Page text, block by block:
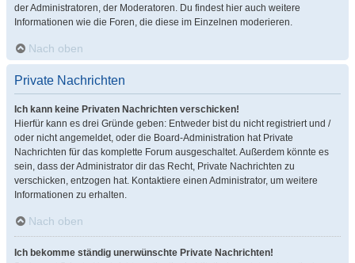
der Administratoren, der Moderatoren. Du findest hier auch weitere
Informationen wie die Foren, die diese im Einzelnen moderieren.
Nach oben
Private Nachrichten
Ich kann keine Privaten Nachrichten verschicken!
Hierfür kann es drei Gründe geben: Entweder bist du nicht registriert und /
oder nicht angemeldet, oder die Board-Administration hat Private
Nachrichten für das komplette Forum ausgeschaltet. Außerdem könnte es
sein, dass der Administrator dir das Recht, Private Nachrichten zu
verschicken, entzogen hat. Kontaktiere einen Administrator, um weitere
Informationen zu erhalten.
Nach oben
Ich bekomme ständig unerwünschte Private Nachrichten!